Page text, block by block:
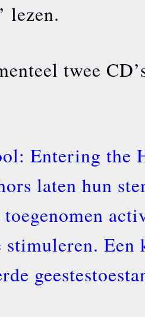
lezen.
twee
Entering the
laten hun
stimuleren.